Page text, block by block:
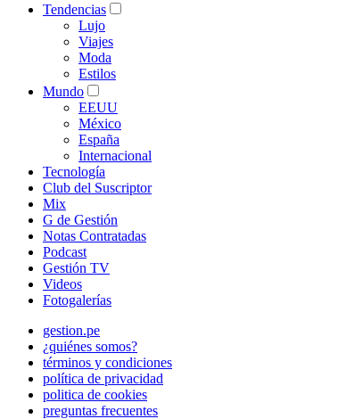
Tendencias
Lujo
Viajes
Moda
Estilos
Mundo
EEUU
México
España
Internacional
Tecnología
Club del Suscriptor
Mix
G de Gestión
Notas Contratadas
Podcast
Gestión TV
Videos
Fotogalerías
gestion.pe
¿quiénes somos?
términos y condiciones
política de privacidad
politica de cookies
preguntas frecuentes